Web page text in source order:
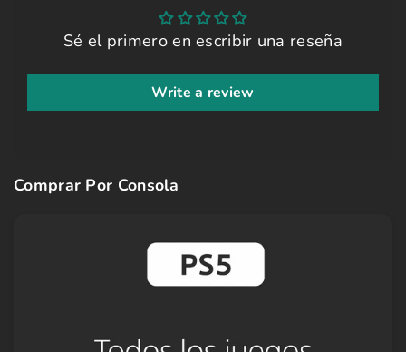
Sé el primero en escribir una reseña
Write a review
Comprar Por Consola